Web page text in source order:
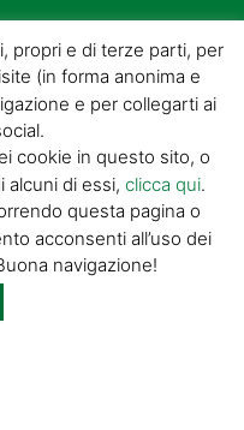
dati personali per l’invio di
tramite il servizio di
auto .
propri e di terze parti, per
(in forma anonima e
e per collegarti ai
cookie in questo sito, o
alcuni di essi, clicca qui.
questa pagina o
acconsenti all’uso dei
navigazione!